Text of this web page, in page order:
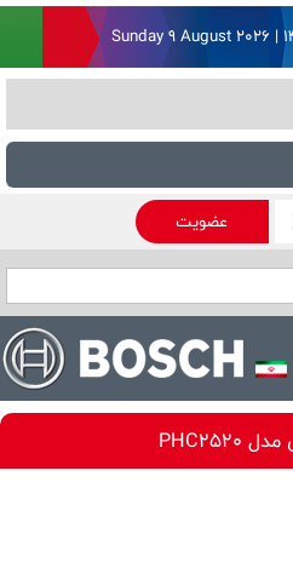
عضویت